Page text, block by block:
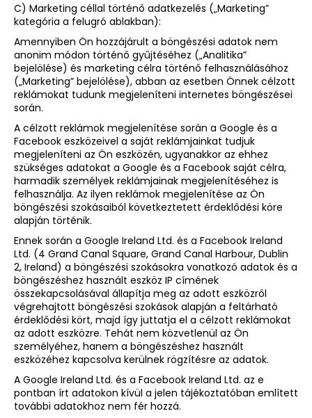
C) Marketing céllal történő adatkezelés („Marketing”
kategória a felugró ablakban):
Amennyiben Ön hozzájárult a böngészési adatok nem
anonim módon történő gyűjtéséhez („Analitika”
bejelölése) és marketing célra történő felhasználásához
(„Marketing” bejelölése), abban az esetben Önnek célzott
reklámokat tudunk megjeleníteni internetes böngészései
során.
A célzott reklámok megjelenítése során a Google és a
Facebook eszközeivel a saját reklámjainkat tudjuk
megjeleníteni az Ön eszközén, ugyanakkor az ehhez
szükséges adatokat a Google és a Facebook saját célra,
harmadik személyek reklámjainak megjelenítéséhez is
felhasználja. Az ilyen reklámok megjelenítése az Ön
böngészési szokásaiból következtetett érdeklődési köre
alapján történik.
Ennek során a Google Ireland Ltd. és a Facebook Ireland
Ltd. (4 Grand Canal Square, Grand Canal Harbour, Dublin
2, Ireland) a böngészési szokásokra vonatkozó adatok és a
böngészéshez használt eszköz IP címének
összekapcsolásával állapítja meg az adott eszközről
végrehajtott böngészési szokások alapján a feltárható
érdeklődési kört, majd így juttatja el a célzott reklámokat
az adott eszközre. Tehát nem közvetlenül az Ön
személyéhez, hanem a böngészéshez használt
eszközéhez kapcsolva kerülnek rögzítésre az adatok.
A Google Ireland Ltd. és a Facebook Ireland Ltd. az e
pontban írt adatokon kívül a jelen tájékoztatóban említett
további adatokhoz nem fér hozzá.